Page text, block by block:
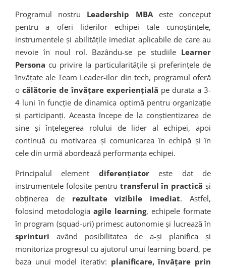
Programul nostru Leadership MBAeste conceput
pentru a oferi liderilor echipei tale cunoștințele,
instrumentele și abilitățile imediat aplicabile de care au
nevoie în noul rol. Bazându-se pe studiile Learner
Persona cu privire la particularitățile și preferințele de
învățate ale Team Leader-ilor din tech, programul oferă
o călătorie de învățare experiențială pe durata a 3-
4 luni în funcție de dinamica optimă pentru organizație
și participanți. Aceasta începe de la conștientizarea de
sine și înțelegerea rolului de lider al echipei, apoi
continuă cu motivarea și comunicarea în echipă și în
cele din urmă abordează performanța echipei.
Principalul element diferențiatoreste dat de
instrumentele folosite pentru transferul în practică și
obținerea de rezultate vizibile imediat. Astfel,
folosind metodologia agile learning, echipele formate
în program (squad-uri) primesc autonomie și lucrează în
sprinturi având posibilitatea de a-și planifica și
monitoriza progresul cu ajutorul unui learning board, pe
baza unui model iterativ: planificare, învățare prin